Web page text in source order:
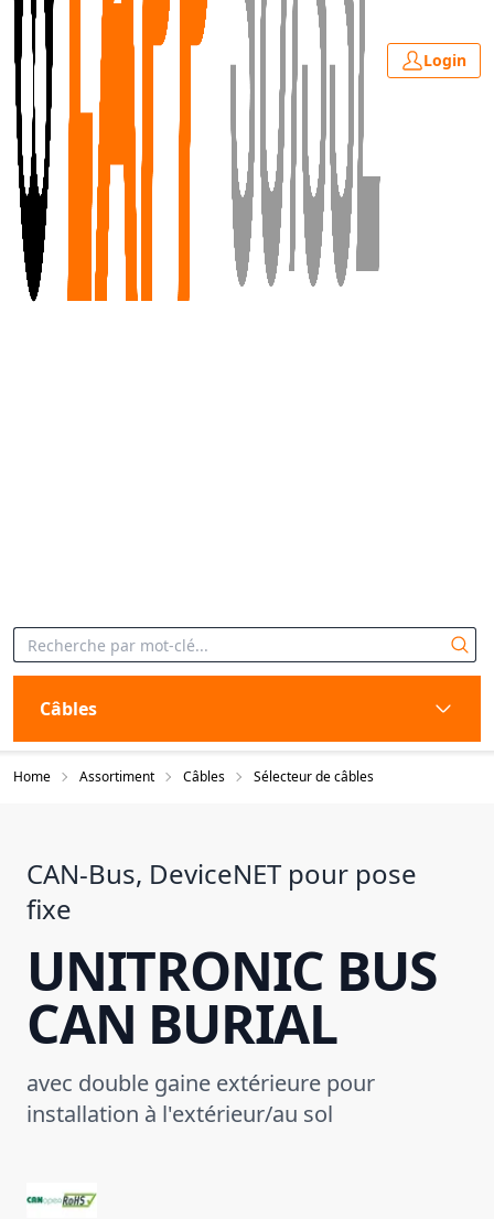
Login
Câbles
Home Assortiment Câbles Sélecteur de câbles
CAN-Bus, DeviceNET pour pose
fixe
UNITRONIC BUS
CAN BURIAL
avec double gaine extérieure pour
installation à l'extérieur/au sol